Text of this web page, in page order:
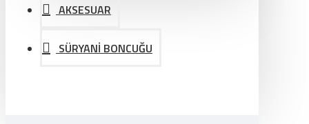
AKSESUAR
SÜRYANİ BONCUĞU